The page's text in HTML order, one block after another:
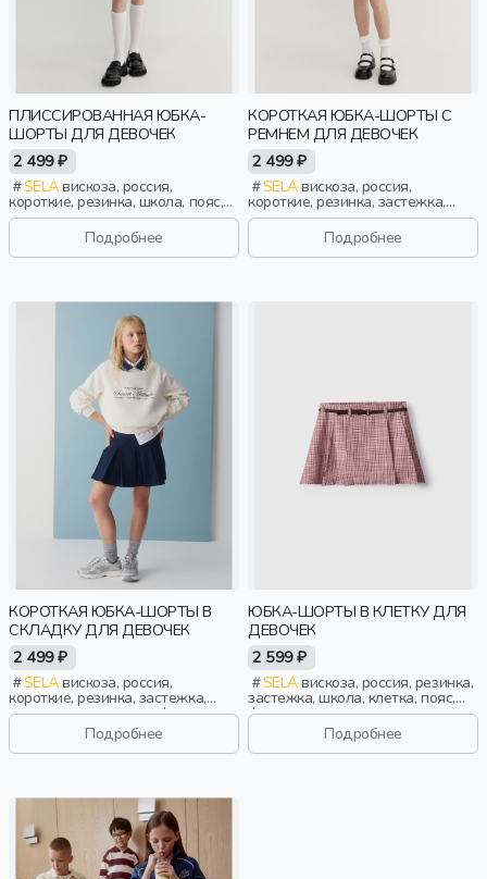
ПЛИССИРОВАННАЯ ЮБКА-
ШОРТЫ ДЛЯ ДЕВОЧЕК
2 499 ₽
SELAвискоза, россия,
короткие, резинка, школа, пояс,
высокая посадка, девочки, дети
Подробнее
КОРОТКАЯ ЮБКА-ШОРТЫ С
РЕМНЕМ ДЛЯ ДЕВОЧЕК
2 499 ₽
SELAвискоза, россия,
короткие, резинка, застежка,
складки, школа, ремешок, пояс,
эластичные, девочки, дети
Подробнее
КОРОТКАЯ ЮБКА-ШОРТЫ В
СКЛАДКУ ДЛЯ ДЕВОЧЕК
2 499 ₽
SELAвискоза, россия,
короткие, резинка, застежка,
складки, школа, пояс, фактурные,
девочки, детиПодробнее
ЮБКА-ШОРТЫ В КЛЕТКУ ДЛЯ
ДЕВОЧЕК
2 599 ₽
SELAвискоза, россия, резинка,
застежка, школа, клетка, пояс,
фактурные, девочки, дети
Подробнее